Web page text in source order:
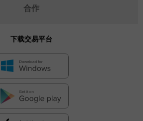
合作
下载交易平台